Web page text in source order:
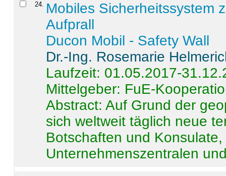
24. Mobiles Sicherheitssystem
Aufprall
Ducon Mobil - Safety Wall
Dr.-Ing. Rosemarie
Laufzeit: 01.05.2017-
Mittelgeber: FuE-
Abstract:Auf Grund der
sich weltweit täglich neue
Botschaften und
Unternehmenszentralen